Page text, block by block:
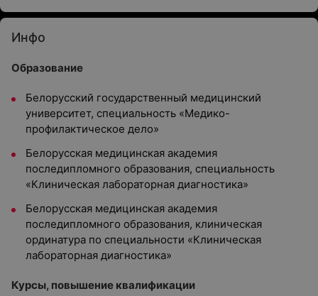
Инфо
Образование
Белорусский государственный медицинский
университет, специальность «Медико-
профилактическое дело»
Белорусская медицинская академия
последипломного образования, специальность
«Клиническая лабораторная диагностика»
Белорусская медицинская академия
последипломного образования, клиническая
ординатура по специальности «Клиническая
лабораторная диагностика»
Курсы, повышение квалификации